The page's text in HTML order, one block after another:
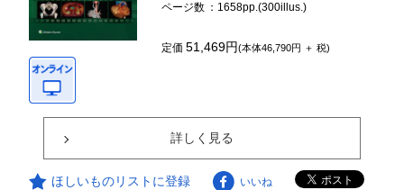
ページ数 ：1658pp.(300illus.)
定価51,469円(本体46,790円 ＋ 税)
詳しく見る
ほしいものリストに登録 いいね